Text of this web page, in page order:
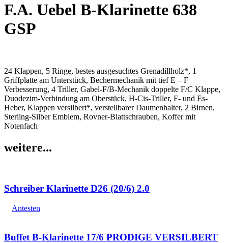
F.A. Uebel B-Klarinette 638
GSP
24 Klappen, 5 Ringe, bestes ausgesuchtes Grenadillholz*, 1
Griffplatte am Unterstück, Bechermechanik mit tief E – F
Verbesserung, 4 Triller, Gabel-F/B-Mechanik doppelte F/C Klappe,
Duodezim-Verbindung am Oberstück, H-Cis-Triller, F- und Es-
Heber, Klappen versilbert*, verstellbarer Daumenhalter, 2 Birnen,
Sterling-Silber Emblem, Rovner-Blattschrauben, Koffer mit
Notenfach
weitere...
Schreiber Klarinette D26 (20/6) 2.0
Antesten
Buffet B-Klarinette 17/6 PRODIGE VERSILBERT